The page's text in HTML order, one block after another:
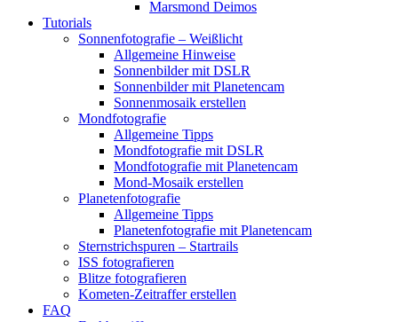
Marsmond Deimos
Tutorials
Sonnenfotografie – Weißlicht
Allgemeine Hinweise
Sonnenbilder mit DSLR
Sonnenbilder mit Planetencam
Sonnenmosaik erstellen
Mondfotografie
Allgemeine Tipps
Mondfotografie mit DSLR
Mondfotografie mit Planetencam
Mond-Mosaik erstellen
Planetenfotografie
Allgemeine Tipps
Planetenfotografie mit Planetencam
Sternstrichspuren – Startrails
ISS fotografieren
Blitze fotografieren
Kometen-Zeitraffer erstellen
FAQ